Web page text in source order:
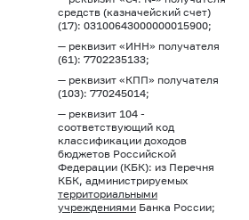
средств (казначейский счет)
(17): 03100643000000015900;
— реквизит «ИНН» получателя
(61): 7702235133;
— реквизит «КПП» получателя
(103): 770245014;
— реквизит 104 -
соответствующий код
классификации доходов
бюджетов Российской
Федерации (КБК): из Перечня
КБК, администрируемых
территориальными
учреждениями Банка России;